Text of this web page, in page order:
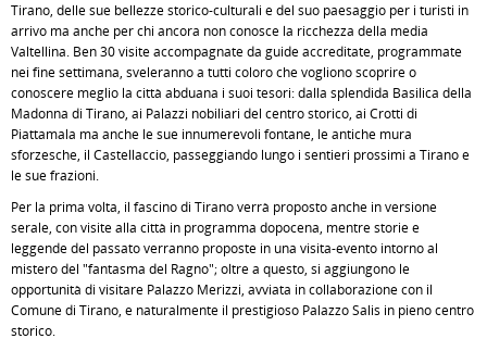
Tirano, delle sue bellezze storico-culturali e del suo paesaggio per i turisti in
arrivo ma anche per chi ancora non conosce la ricchezza della media
Valtellina. Ben 30 visite accompagnate da guide accreditate, programmate
nei fine settimana, sveleranno a tutti coloro che vogliono scoprire o
conoscere meglio la città abduana i suoi tesori: dalla splendida Basilica della
Madonna di Tirano, ai Palazzi nobiliari del centro storico, ai Crotti di
Piattamala ma anche le sue innumerevoli fontane, le antiche mura
sforzesche, il Castellaccio, passeggiando lungo i sentieri prossimi a Tirano e
le sue frazioni.
Per la prima volta, il fascino di Tirano verrà proposto anche in versione
serale, con visite alla città in programma dopocena, mentre storie e
leggende del passato verranno proposte in una visita-evento intorno al
mistero del "fantasma del Ragno"; oltre a questo, si aggiungono le
opportunità di visitare Palazzo Merizzi, avviata in collaborazione con il
Comune di Tirano, e naturalmente il prestigioso Palazzo Salis in pieno centro
storico.